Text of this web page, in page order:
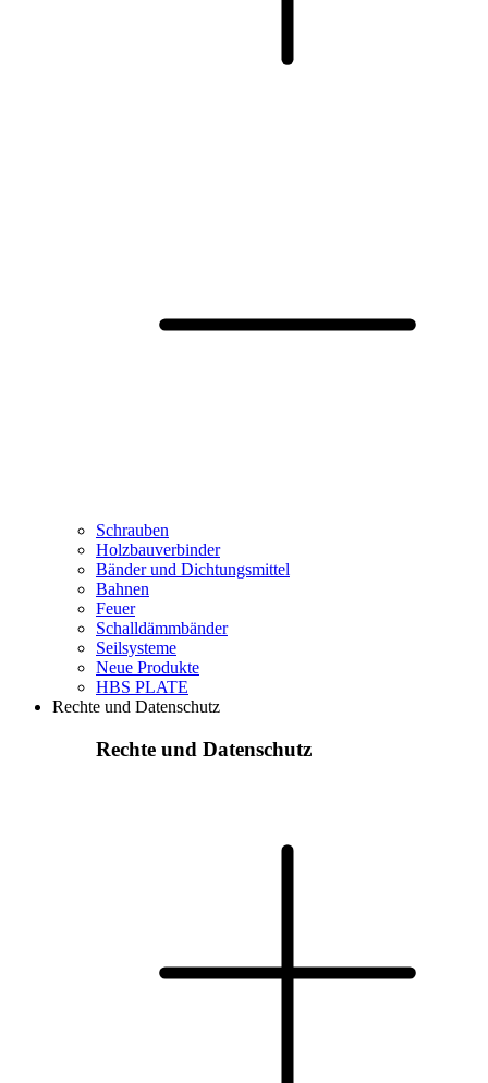
Schrauben
Holzbauverbinder
Bänder und Dichtungsmittel
Bahnen
Feuer
Schalldämmbänder
Seilsysteme
Neue Produkte
HBS PLATE
Rechte und Datenschutz
Rechte und Datenschutz